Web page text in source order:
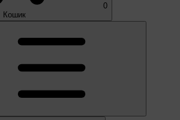
0
Кошик